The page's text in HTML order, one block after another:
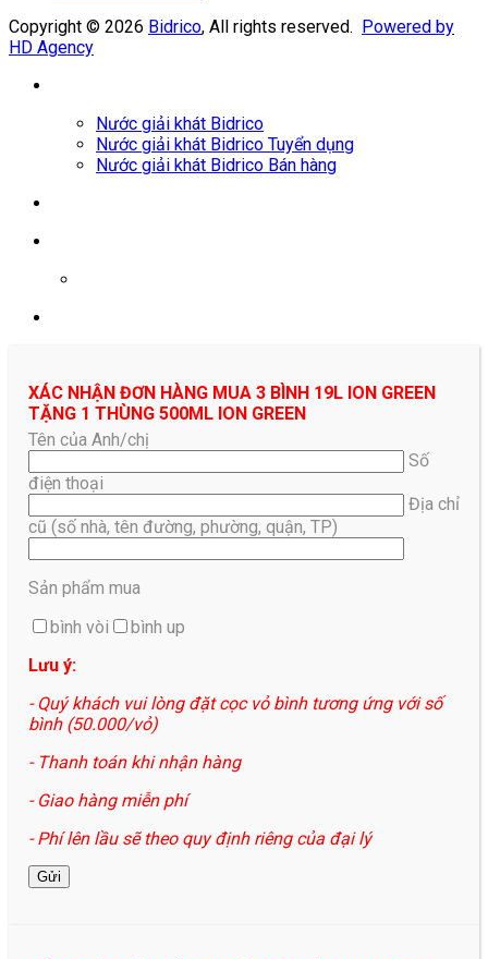
Copyright © 2026 Bidrico, All rights reserved. Powered by
HD Agency
Nước giải khát Bidrico
Nước giải khát Bidrico Tuyển dụng
Nước giải khát Bidrico Bán hàng
XÁC NHẬN ĐƠN HÀNG MUA 3 BÌNH 19L ION GREEN
TẶNG 1 THÙNG 500ML ION GREEN
Tên của Anh/chị
Số
điện thoại
Địa chỉ
cũ (số nhà, tên đường, phường, quận, TP)
Sản phẩm mua
bình vòi
bình up
Lưu ý:
- Quý khách vui lòng đặt cọc vỏ bình tương ứng với số
bình (50.000/vỏ)
- Thanh toán khi nhận hàng
- Giao hàng miễn phí
- Phí lên lầu sẽ theo quy định riêng của đại lý